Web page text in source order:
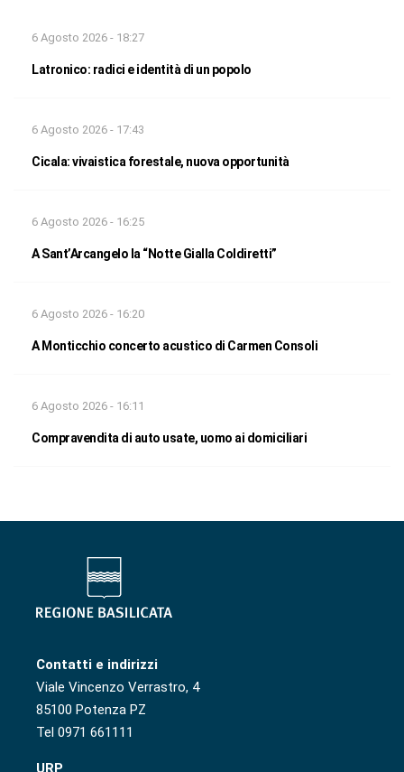
6 Agosto 2026 - 18:27
Latronico: radici e identità di un popolo
6 Agosto 2026 - 17:43
Cicala: vivaistica forestale, nuova opportunità
6 Agosto 2026 - 16:25
A Sant’Arcangelo la “Notte Gialla Coldiretti”
6 Agosto 2026 - 16:20
A Monticchio concerto acustico di Carmen Consoli
6 Agosto 2026 - 16:11
Compravendita di auto usate, uomo ai domiciliari
Contatti e indirizzi
Viale Vincenzo Verrastro, 4
85100 Potenza PZ
Tel 0971 661111
URP